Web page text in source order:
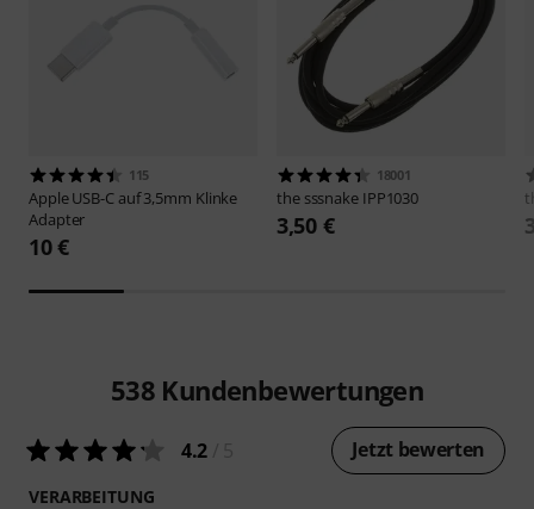
115
AppleUSB-C auf 3,5mm Klinke
Adapter
10 €
18001
the sssnake IPP1030
3,50 €
538 Kundenbewertungen
4.2 Jetzt bewerten
VERARBEITUNG